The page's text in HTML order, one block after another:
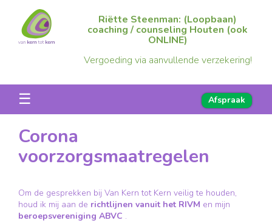
Riëtte Steenman: (Loopbaan)
coaching / counseling Houten (ook
ONLINE)
Vergoeding via aanvullende verzekering!
☰ Afspraak
Corona
voorzorgsmaatregelen
Om de gesprekken bij Van Kern tot Kern veilig te houden,
houd ik mij aan de richtlijnen vanuit het RIVM en mijn
beroepsvereniging ABVC .